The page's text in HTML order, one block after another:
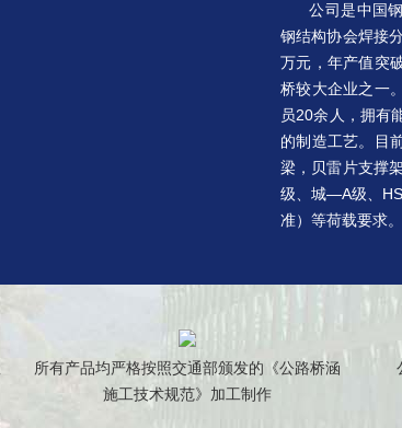
公司是中国钢
钢结构协会焊接
万元，年产值突
桥较大企业之一
员20余人，拥有
的制造工艺。目
梁，贝雷片支撑
级、城—A级、
准）等荷载要求。
所有产品均严格按照交通部颁发的《公路桥涵
施工技术规范》加工制作